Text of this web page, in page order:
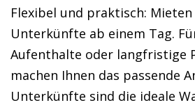
Flexibel und praktisch: Mieten
Unterkünfte ab einem Tag.
Aufenthalte oder langfristige
machen Ihnen das passende
Unterkünfte sind die ideale